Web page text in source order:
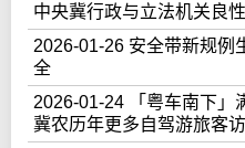
中央冀行政与立法机关良
2026-01-26 安全带新规
全
2026-01-24 「粤车南下
冀农历年更多自驾游旅客